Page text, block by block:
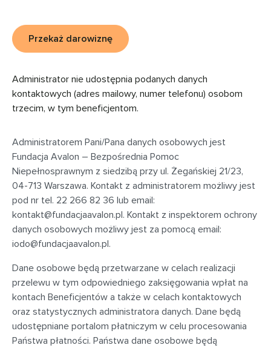
Przekaż darowiznę
Administrator nie udostępnia podanych danych
kontaktowych (adres mailowy, numer telefonu) osobom
trzecim, w tym beneficjentom.
Administratorem Pani/Pana danych osobowych jest
Fundacja Avalon – Bezpośrednia Pomoc
Niepełnosprawnym z siedzibą przy ul. Żegańskiej 21/23,
04-713 Warszawa. Kontakt z administratorem możliwy jest
pod nr tel. 22 266 82 36 lub email:
kontakt@fundacjaavalon.pl. Kontakt z inspektorem ochrony
danych osobowych możliwy jest za pomocą email:
iodo@fundacjaavalon.pl.
Dane osobowe będą przetwarzane w celach realizacji
przelewu w tym odpowiedniego zaksięgowania wpłat na
kontach Beneficjentów a także w celach kontaktowych
oraz statystycznych administratora danych. Dane będą
udostępniane portalom płatniczym w celu procesowania
Państwa płatności. Państwa dane osobowe będą